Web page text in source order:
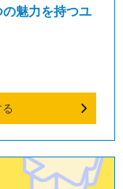
魅力を持つユ